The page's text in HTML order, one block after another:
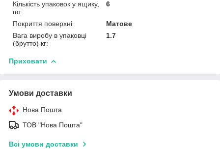
Кількість упаковок у ящику,
шт
6
Покриття поверхні
Матове
Вага виробу в упаковці
(брутто) кг:
1.7
Приховати
Умови доставки
Нова Пошта
ТОВ "Нова Пошта"
Всі умови доставки